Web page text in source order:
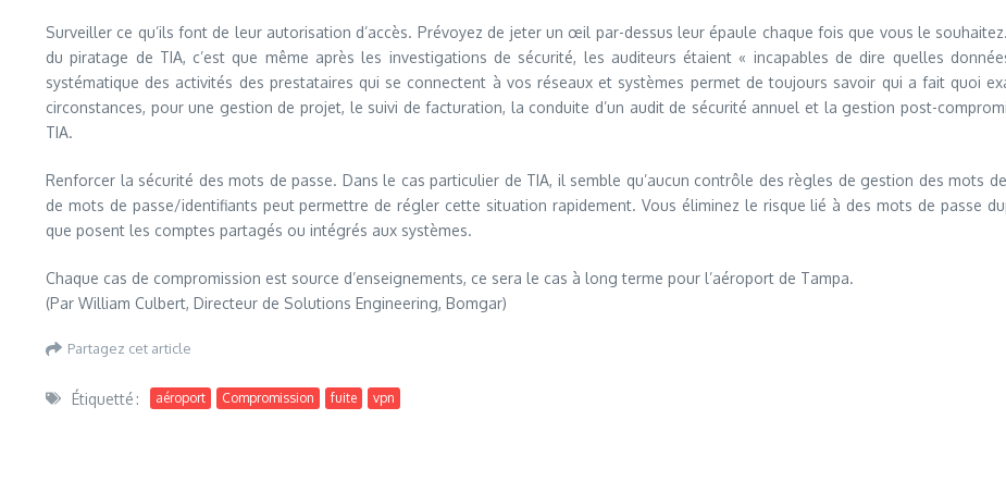
Surveiller ce qu’ils font de leur autorisation d’accès. Prévoyez de jeter un œil par-dessus leur épaule chaque fois que vous le
du piratage de TIA, c’est que même après les investigations de sécurité, les auditeurs étaient « incapables de dire quelles
systématique des activités des prestataires qui se connectent à vos réseaux et systèmes permet de toujours savoir qui a fait quoi
circonstances, pour une gestion de projet, le suivi de facturation, la conduite d’un audit de sécurité annuel et la gestion post-
TIA.
Renforcer la sécurité des mots de passe. Dans le cas particulier de TIA, il semble qu’aucun contrôle des règles de gestion des mots
de mots de passe/identifiants peut permettre de régler cette situation rapidement. Vous éliminez le risque lié à des mots de passe
que posent les comptes partagés ou intégrés aux systèmes.
Chaque cas de compromission est source d’enseignements, ce sera le cas à long terme pour l’aéroport de Tampa.
(Par William Culbert, Directeur de Solutions Engineering, Bomgar)
Partagez cet article
Étiquetté : aéroport Compromission fuite vpn